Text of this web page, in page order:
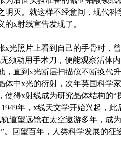
明灭。就这样不经意间，现代科
x射线宣告发现了。
照片上看到自己的手骨时，曾
须动用手术刀，便能观察活体
，直到x光断层扫描仪不断换代
体中x光的衍射，次年英国科学
使得x射线成为研究晶体结构的“
年，x线天文学开始兴起，此
道望远镜在太空遨游多年，成
。回望百年，人类科学发展的征